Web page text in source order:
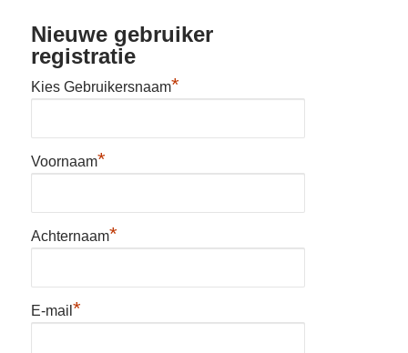
Nieuwe gebruiker
registratie
Kies Gebruikersnaam*
Voornaam*
Achternaam*
E-mail*